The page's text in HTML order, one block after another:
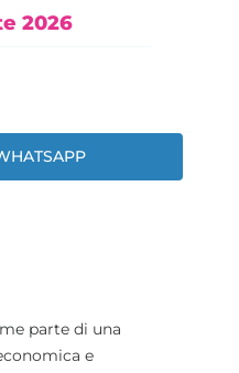
2026
parte di una
e